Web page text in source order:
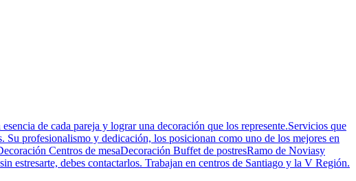
de cada pareja y lograr una decoración que los represente.Servicios que
profesionalismo y dedicación, los posicionan como uno de los mejores en
Centros de mesaDecoración Buffet de postresRamo de Noviasy
estresarte, debes contactarlos. Trabajan en centros de Santiago y la V Región.